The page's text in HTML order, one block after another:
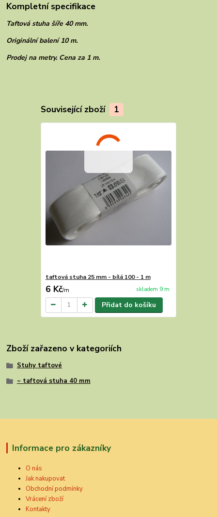
Kompletní specifikace
Taftová stuha šíře 40 mm.
Originální balení 10 m.
Prodej na metry. Cena za 1 m.
Související zboží 1
taftová stuha 25 mm - bílá 100 - 1 m
6 Kč/m skladem 9 m
Přidat do košíku
Zboží zařazeno v kategoriích
Stuhy taftové
~ taftová stuha 40 mm
Informace pro zákazníky
O nás
Jak nakupovat
Obchodní podmínky
Vrácení zboží
Kontakty